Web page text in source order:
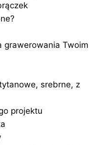
grawerowania Twoim
srebrne, z
projektu